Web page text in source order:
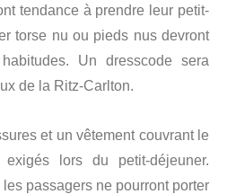
tendance à prendre leur petit-
torse nu ou pieds nus devront
Un dresscode sera
de la Ritz-Carlton.
et un vêtement couvrant le
lors du petit-déjeuner.
passagers ne pourront porter